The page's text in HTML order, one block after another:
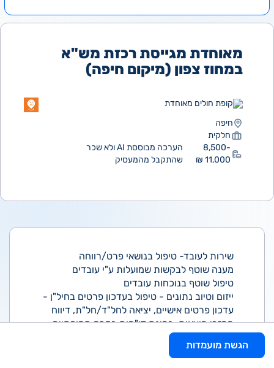
מאוחדת מגייסת רכזת מש"א
במחוז צפון (מיקום חיפה)
קופת חולים מאוחדת
חיפה
חלקית
8,500-
11,000 ₪
הערכה מבוססת AI ולא שכר
שהתקבל מהמעסיק
שירות לעובד- טיפול בנושאי פרט/רווחה
מענה שוטף לבקשות שמועלות ע"י עובדים
טיפול שוטף בנוכחות עובדים
ייזום וטיוב נתונים - טיפול בעדכון פרטים בחיל"ן -
עדכון פרטים אישיים, יציאה לחל"ד/חל"ת, דיווח
החזרי הוצאות, בחינת דו"חות בקרה תקופתיים
ניהול קשר רציף עם עובדים חולים
הגשת מועמדות